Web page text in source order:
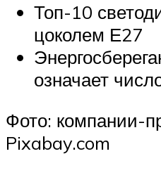
Топ-10
цоколем Е27
означает
Фото: компании-
Pixabay.com